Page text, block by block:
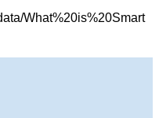
What%20is%20Smart